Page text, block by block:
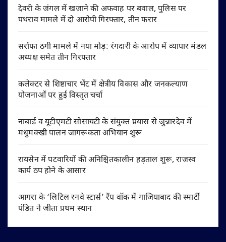
देवरी के जंगल में खजाने की अफवाह पर बवाल, पुलिस पर
पथराव मामले में दो आरोपी गिरफ्तार, तीन फरार
सर्राफा ठगी मामले में नया मोड़: रंगदारी के आरोप में व्यापार मंडल
अध्यक्ष समेत तीन गिरफ्तार
कलेक्टर से शिष्टाचार भेंट में क्षेत्रीय विकास और जनकल्याण
योजनाओं पर हुई विस्तृत चर्चा
नाबार्ड व यूटीएमटी सोसायटी के संयुक्त प्रयास से जुन्नारदेव में
मधुमक्खी पालन जागरूकता अभियान शुरू
रायसेन में पटवारियों की अनिश्चितकालीन हड़ताल शुरू, राजस्व
कार्य ठप होने के आसार
आगरा के ‘लिटिल रनवे स्टार्स’ रैंप वॉक में गाजियाबाद की स्मार्टी
पंडित ने जीता प्रथम स्थान